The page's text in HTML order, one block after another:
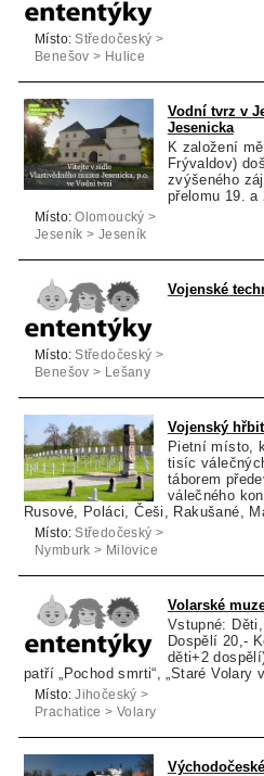
Místo: Středočeský >
Benešov > Hulice
Vodní tvrz v
Jesenicka
K založení
Frývaldov)
zvýšeného
přelomu 19. a
Místo: Olomoucký >
Jeseník > Jeseník
Vojenské
Místo: Středočeský >
Benešov > Lešany
Vojenský
Pietní místo,
tisíc
táborem
válečného
Rusové, Poláci, Češi, Rakušané,
Místo: Středočeský >
Nymburk > Milovice
Volarské
Vstupné:
Dospělí 20,-
děti+2
patří „Pochod smrti“, „Staré Volary
Místo: Jihočeský >
Prachatice > Volary